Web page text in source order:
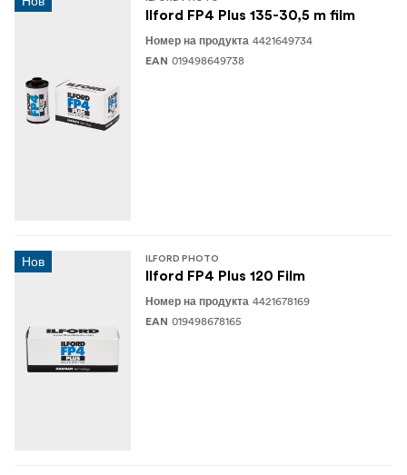
Ilford FP4 Plus 135-30,5 m film
Номер на продукта 4421649734
EAN 019498649738
Нов ILFORD PHOTO
Ilford FP4 Plus 120 Film
Номер на продукта 4421678169
EAN 019498678165